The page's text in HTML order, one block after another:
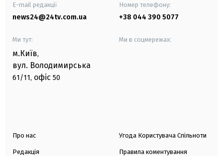
E-mail редакції
news24@24tv.com.ua
Номер телефону:
+38 044 390 5077
Ми тут:
м.Київ,
вул. Володимирська
61/11, офіс 50
Ми в соцмережах:
Про нас
Редакція
Угода Користувача Спільноти
Правила коментування